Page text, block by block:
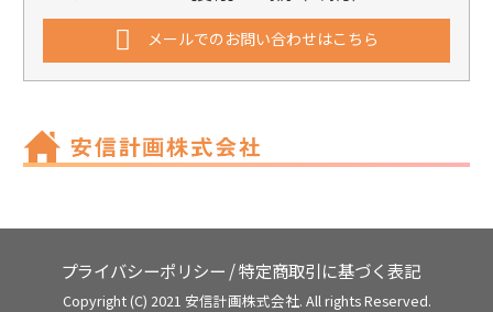
メールでのお問い合わせはこちら
プライバシーポリシー /特定商取引に基づく表記
Copyright (C) 2021 安信計画株式会社. All rights Reserved.